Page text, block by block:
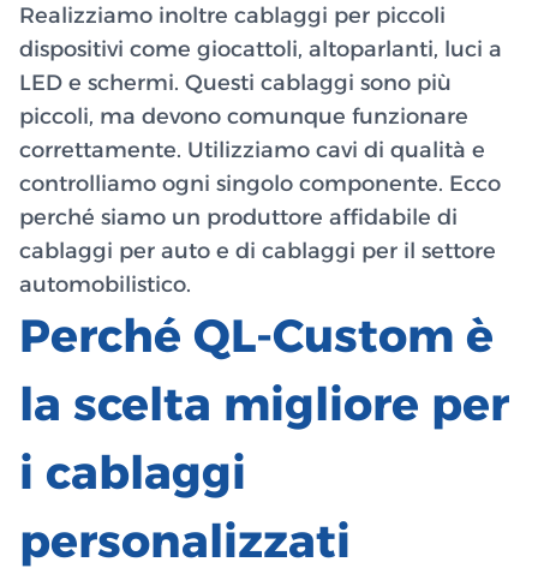
Realizziamo inoltre cablaggi per piccoli
dispositivi come giocattoli, altoparlanti, luci a
LED e schermi. Questi cablaggi sono più
piccoli, ma devono comunque funzionare
correttamente. Utilizziamo cavi di qualità e
controlliamo ogni singolo componente. Ecco
perché siamo un produttore affidabile di
cablaggi per auto e di cablaggi per il settore
automobilistico.
Perché QL-Custom è
la scelta migliore per
i cablaggi
personalizzati